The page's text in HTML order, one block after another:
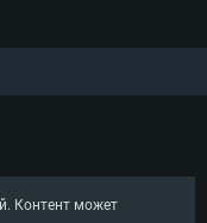
Контент может